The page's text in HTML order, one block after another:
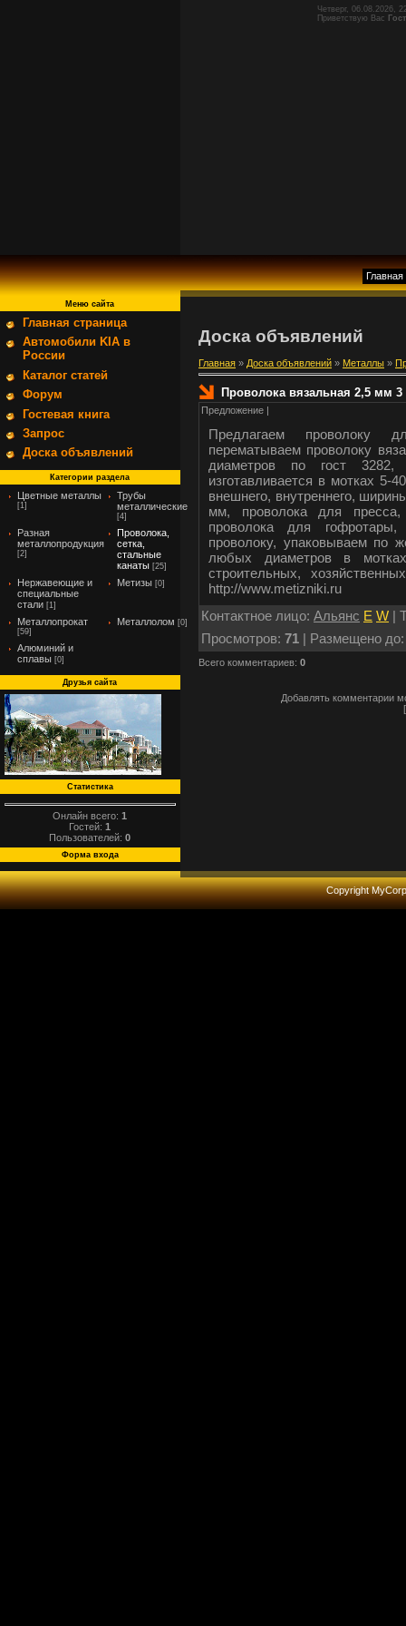
Четверг, 06.08.2026,
Приветствую Вас
Главная
Меню сайта
Главная страница
Автомобили KIA в
России
Каталог статей
Форум
Гостевая книга
Запрос
Доска объявлений
Категории раздела
Цветные металлы
[1]
Трубы
металлические
[4]
Разная
металлопродукция
[2]
Проволока,
сетка,
стальные
канаты [25]
Нержавеющие и
специальные
стали [1]
Метизы [0]
Металлопрокат
[59]
Металлолом [0]
Алюминий и
сплавы [0]
Друзья сайта
Статистика
Онлайн всего:1
Гостей:1
Пользователей:0
Форма входа
Доска объявлений
Главная » Доска объявлений » Металлы »
Проволока вязальная 2,5 мм
Предложение |
Предлагаем проволоку
перематываем проволоку
диаметров по гост 3282,
изготавливается в мотках 5-
внешнего, внутреннего,
мм, проволока для пресса,
проволока для
проволоку, упаковываем по
любых диаметров в
строительных,
http://www.metizniki.ru
Контактное лицо: Альянс E W |
Просмотров: 71 | Размещено до
Всего комментариев: 0
Добавлять комментарии
Copyright